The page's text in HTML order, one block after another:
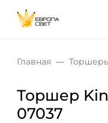
Главная
Торшер
07037